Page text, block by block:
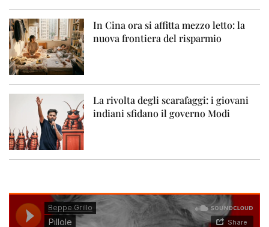
In Cina ora si affitta mezzo letto: la
nuova frontiera del risparmio
La rivolta degli scarafaggi: i giovani
indiani sfidano il governo Modi